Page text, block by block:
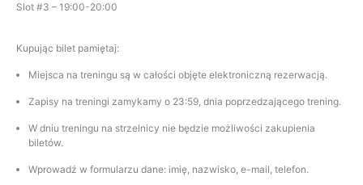
Slot #3 – 19:00-20:00
Kupując bilet pamiętaj:
Miejsca na treningu są w całości objęte elektroniczną rezerwacją.
Zapisy na treningi zamykamy o 23:59, dnia poprzedzającego trening.
W dniu treningu na strzelnicy nie będzie możliwości zakupienia
biletów.
Wprowadź w formularzu dane: imię, nazwisko, e-mail, telefon.